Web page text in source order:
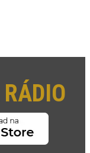
RÁDIO